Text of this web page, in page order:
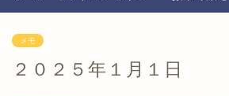
メモ
２０２５年１月１日